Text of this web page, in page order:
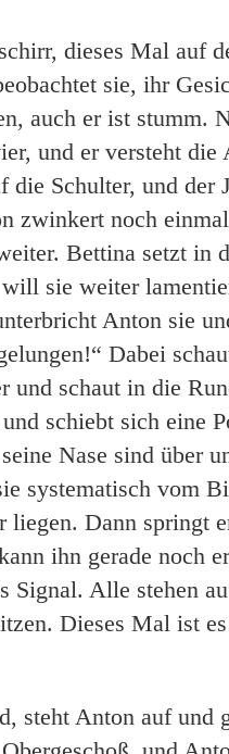
dieses Mal auf
sie, ihr
auch er ist stumm.
und er versteht
die Schulter, und der
zwinkert noch
Bettina setzt in
sie weiter
Anton sie
Dabei
und schaut in die
schiebt sich eine
Nase sind über
systematisch vom
liegen. Dann springt
ihn gerade noch
Signal. Alle stehen
Dieses Mal ist
steht Anton auf und